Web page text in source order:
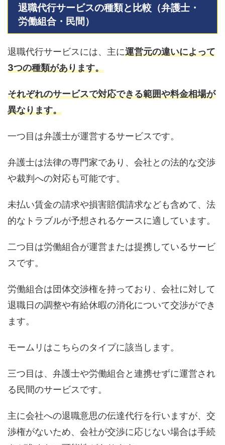
退職代行サービスの種類と比較（弁護士・
労働組合・民間）
退職代行サービスには、主に運営元の違いによって
3つの種類があります。
それぞれのサービスで対応できる範囲や料金相場が
異なります。
一つ目は弁護士が運営するサービスです。
弁護士は法律の専門家であり、会社との法的な交渉
や裁判への対応も可能です。
未払い賃金の請求や損害賠償請求なども含めて、法
的なトラブルが予想されるケースに適しています。
二つ目は労働組合が運営または提携しているサービ
スです。
労働組合は団体交渉権を持っており、会社に対して
退職日の調整や有給休暇の消化について交渉ができ
ます。
モームリはこちらのタイプに該当します。
三つ目は、弁護士や労働組合と連携せずに運営され
る民間のサービスです。
主に会社への退職意思の伝達代行を行いますが、交
渉権がないため、会社が交渉に応じない場合は手続